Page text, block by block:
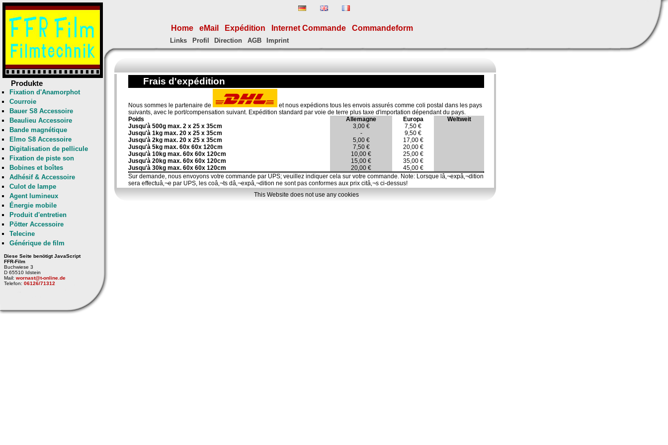
Home eMail Expédition Internet Commande Commandeform
Links Profil Direction AGB Imprint
Produkte
Fixation d'Anamorphot
Courroie
Bauer S8 Accessoire
Beaulieu Accessoire
Bande magnétique
Elmo S8 Accessoire
Digitalisation de pellicule
Fixation de piste son
Bobines et boîtes
Adhésif & Accessoire
Culot de lampe
Agent lumineux
Énergie mobile
Produit d'entretien
Pötter Accessoire
Telecine
Générique de film
Diese Seite benötigt JavaScript
FFR-Film
Buchwiese 3
D 65510 Idstein
Mail: wornast@t-online.de
Telefon: 06126/71312
Frais d'expédition
Nous sommes le partenaire de
et nous expédions tous les envois assurés comme coli postal dans les pays
suivants, avec le port/compensation suivant. Expédition standard par voie de terre plus taxe d'importation dépendant du pays.
Poids
Allemagne Europa
Weltweit
Jusqu'à 500g max. 2 x 25 x 35cm
3,00 €
7,50 €
Jusqu'à 1kg max. 20 x 25 x 35cm
-
9,50 €
Jusqu'à 2kg max. 20 x 25 x 35cm
5,00 €
17,00 €
Jusqu'à 5kg max. 60x 60x 120cm
7,50 €
20,00 €
Jusqu'à 10kg max. 60x 60x 120cm
10,00 €
25,00 €
Jusqu'à 20kg max. 60x 60x 120cm
15,00 €
35,00 €
Jusqu'à 30kg max. 60x 60x 120cm
20,00 €
45,00 €
Sur demande, nous envoyons votre commande par UPS; veuillez indiquer cela sur votre commande. Note: Lorsque lâ‚¬expâ‚¬dition
sera effectuâ‚¬e par UPS, les coâ‚¬ts dâ‚¬expâ‚¬dition ne sont pas conformes aux prix citâ‚¬s ci-dessus!
This Website does not use any cookies